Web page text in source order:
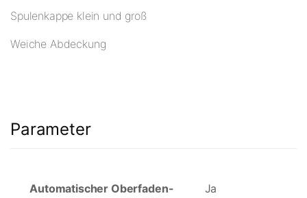
Spulenkappe klein und groß
Weiche Abdeckung
Parameter
Automatischer Oberfaden-
Ja